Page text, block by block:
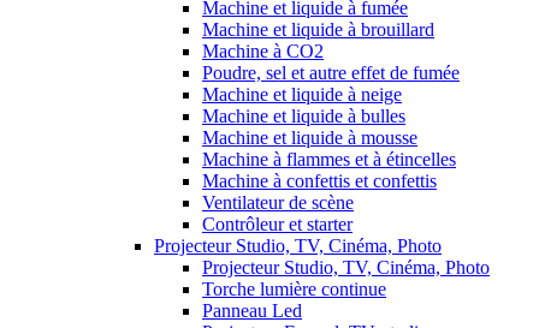
Machine et liquide à fumée
Machine et liquide à brouillard
Machine à CO2
Poudre, sel et autre effet de fumée
Machine et liquide à neige
Machine et liquide à bulles
Machine et liquide à mousse
Machine à flammes et à étincelles
Machine à confettis et confettis
Ventilateur de scène
Contrôleur et starter
Projecteur Studio, TV, Cinéma, Photo
Projecteur Studio, TV, Cinéma, Photo
Torche lumière continue
Panneau Led